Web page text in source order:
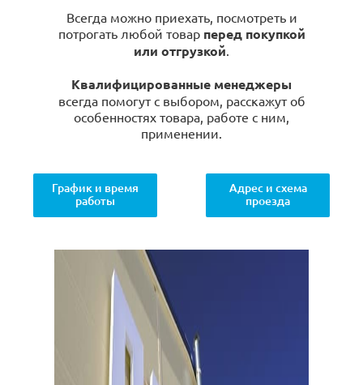
Всегда можно приехать, посмотреть и
потрогать любой товар перед покупкой
или отгрузкой.
Квалифицированные менеджеры
всегда помогут с выбором, расскажут об
особенностях товара, работе с ним,
применении.
График и время
работы
Адрес и схема
проезда